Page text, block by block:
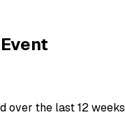
over the last 12 weeks